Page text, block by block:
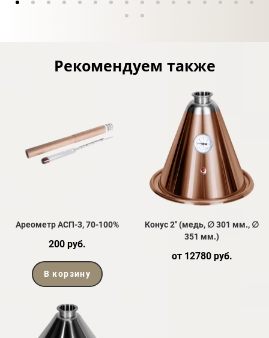
Рекомендуем также
Ареометр АСП-3, 70-100%
200 руб.
В корзину
Конус 2" (медь, ∅ 301 мм., ∅
351 мм.)
от 12780 руб.